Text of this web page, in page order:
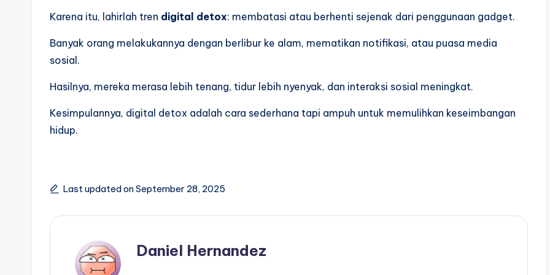
Karena itu, lahirlah tren digital detox: membatasi atau berhenti sejenak dari penggunaan gadget.
Banyak orang melakukannya dengan berlibur ke alam, mematikan notifikasi, atau puasa media
sosial.
Hasilnya, mereka merasa lebih tenang, tidur lebih nyenyak, dan interaksi sosial meningkat.
Kesimpulannya, digital detox adalah cara sederhana tapi ampuh untuk memulihkan keseimbangan
hidup.
Last updated on September 28, 2025
Daniel Hernandez